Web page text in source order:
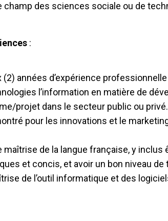
champ des sciences sociale ou de
:
(2) années d’expérience
l’information en matière de
projet dans le secteur public ou privé.
pour les innovations et le
maîtrise de la langue française, y inclus
et concis, et avoir un bon niveau de
de l’outil informatique et des